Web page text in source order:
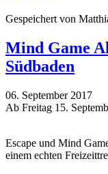
Gespeichert von
Mind Game
Südbaden
06. September 2017
Ab Freitag 15.
Escape und Mind
einem echten